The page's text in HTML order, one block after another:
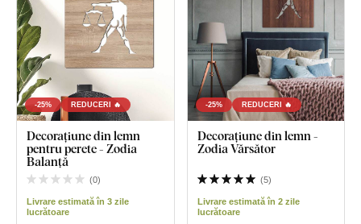
-25% REDUCERI 🔥
Decorațiune din lemn
pentru perete - Zodia
Balanță
(0)
Livrare estimată în 3 zile
lucrătoare
-25% REDUCERI 🔥
Decorațiune din lemn -
Zodia Vărsător
(5)
Livrare estimată în 2 zile
lucrătoare